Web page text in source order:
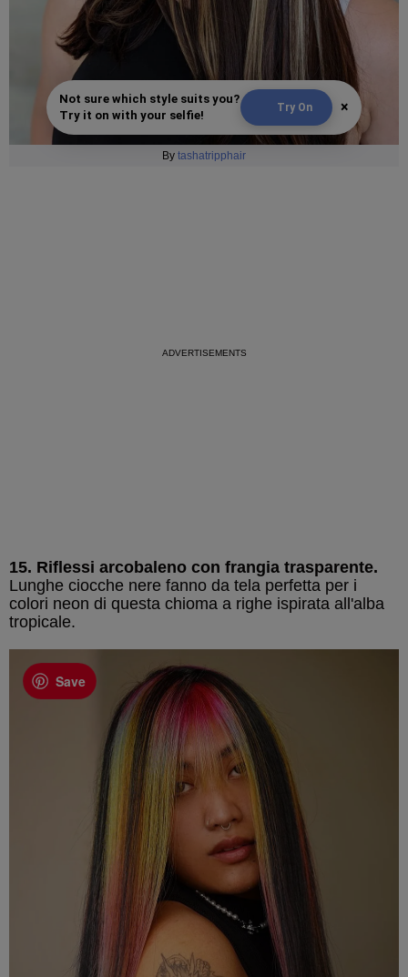
Not sure which style suits you?
Try it on with your selfie!
Try On ×
By tashatripphair
15. Riflessi arcobaleno con frangia trasparente.
Lunghe ciocche nere fanno da tela perfetta per i
colori neon di questa chioma a righe ispirata all'alba
tropicale.
Save